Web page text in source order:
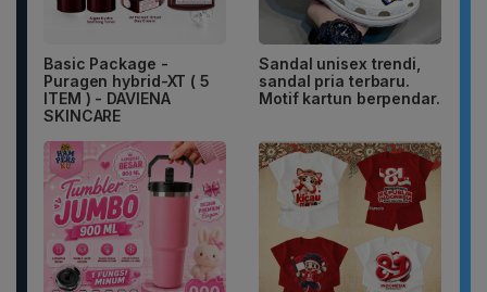
Basic Package -
Puragen hybrid-XT ( 5
ITEM ) - DAVIENA
SKINCARE
Sandal unisex trendi,
sandal pria terbaru.
Motif kartun berpendar.